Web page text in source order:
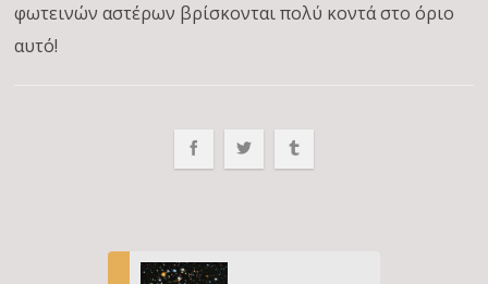
φωτεινών αστέρων βρίσκονται πολύ κοντά στο όριο
αυτό!